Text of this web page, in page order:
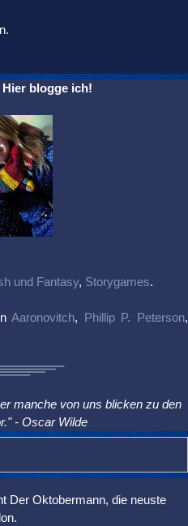
blogge ich!
und Fantasy, Storygames.
Aaronovitch, Phillip P. Peterson,
manche von uns blicken zu den
- Oscar Wilde
Der Oktobermann, die neuste